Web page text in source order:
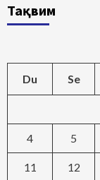
Тақвим
Du Se
4 5
11 12